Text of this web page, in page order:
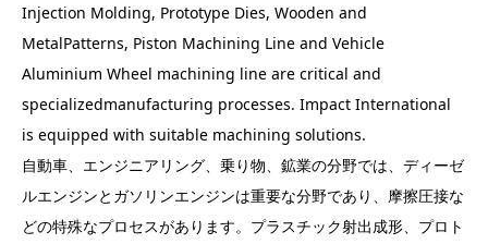
Injection Molding, Prototype Dies, Wooden and
MetalPatterns, Piston Machining Line and Vehicle
Aluminium Wheel machining line are critical and
specializedmanufacturing processes. Impact International
is equipped with suitable machining solutions.
自動車、エンジニアリング、乗り物、鉱業の分野では、ディーゼ
ルエンジンとガソリンエンジンは重要な分野であり、摩擦圧接な
どの特殊なプロセスがあります。プラスチック射出成形、プロト